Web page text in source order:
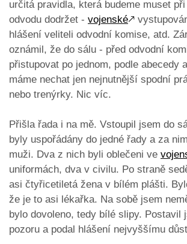
určitá pravidla, která budeme muset
odvodu dodržet - vojenské🡕
hlášení veliteli odvodní komise, atd.
oznámil, že do sálu - před odvodní
přistupovat po jednom, podle abecedy
máme nechat jen nejnutnější spodní
nebo trenýrky. Nic víc.
Přišla řada i na mě. Vstoupil jsem do
byly uspořádány do jedné řady a za
muži. Dva z nich byli oblečeni ve
uniformách, dva v civilu. Po straně
asi čtyřicetiletá žena v bílém plášti.
že je to asi lékařka. Na sobě jsem
bylo dovoleno, tedy bílé slipy. Postavil
pozoru a podal hlášení nejvyššímu